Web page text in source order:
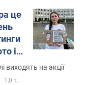
це
і
виходять на акції
1,0 т.